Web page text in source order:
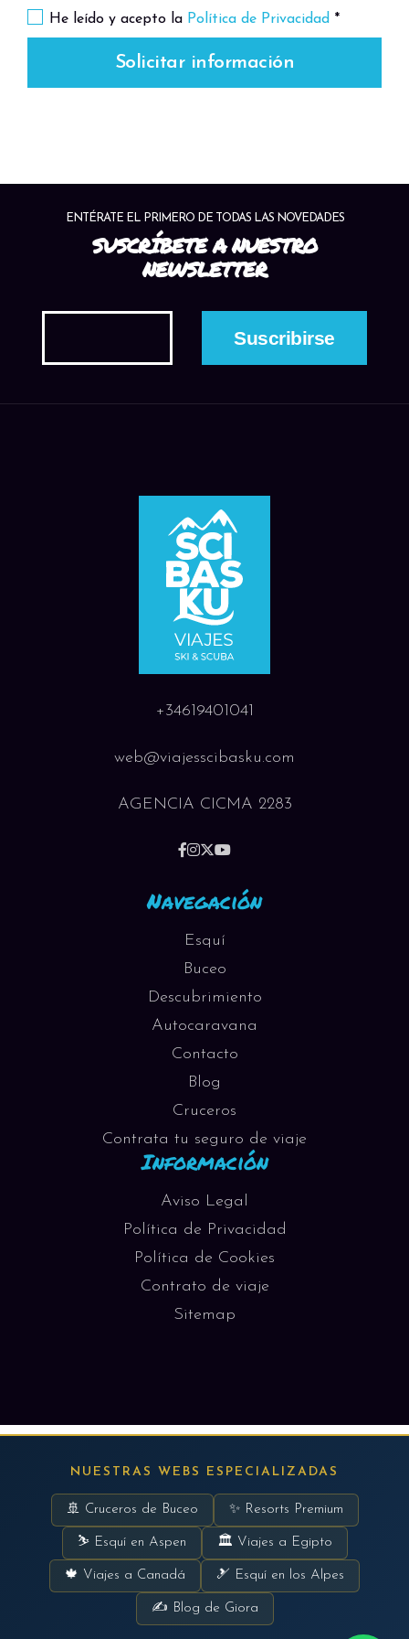
Gili Trawangan: Finaliza tu viaje con un
delicioso desayuno en el hotel antes de
dirigirte al puerto. Luego, aborda una lancha
He leído y acepto la Política de Privacidad *
Solicitar información
ENTÉRATE EL PRIMERO DE TODAS LAS NOVEDADES
SUSCRÍBETE A NUESTRO
NEWSLETTER
+34619401041
web@viajesscibasku.com
AGENCIA CICMA 2283
Navegación
Esquí
Buceo
Descubrimiento
Autocaravana
Contacto
Blog
Cruceros
Contrata tu seguro de viaje
Información
Aviso Legal
Política de Privacidad
Política de Cookies
Contrato de viaje
Sitemap
NUESTRAS WEBS ESPECIALIZADAS
🚢 Cruceros de Buceo ✨ Resorts Premium
⛷ Esquí en Aspen 🏛 Viajes a Egipto
🍁 Viajes a Canadá 🎿 Esquí en los Alpes
✍ Blog de Giora